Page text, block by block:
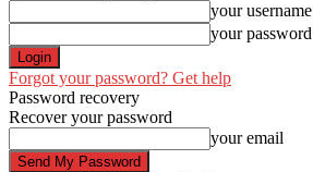
your username
your password
Forgot your password? Get help
Password recovery
Recover your password
your email